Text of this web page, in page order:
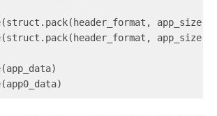
app_size))
app_size,